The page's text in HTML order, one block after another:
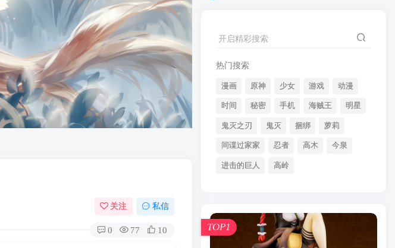
关注 私信
0 77 10
开启精彩搜索
热门搜索
漫画 原神 少女 游戏 动漫
时间 秘密 手机 海贼王 明星
鬼灭之刃 鬼灭 捆绑 萝莉
间谍过家家 忍者 高木 今泉
进击的巨人 高岭
TOP1
做人一定要自信，毕竟你是唯一一个，相
时间 秘密 手机 海贼王
鬼灭 捆绑 萝莉